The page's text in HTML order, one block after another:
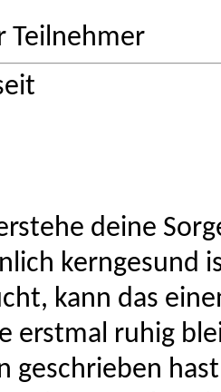
Teilnehmer
deine
kerngesund
kann das
erstmal ruhig
geschrieben